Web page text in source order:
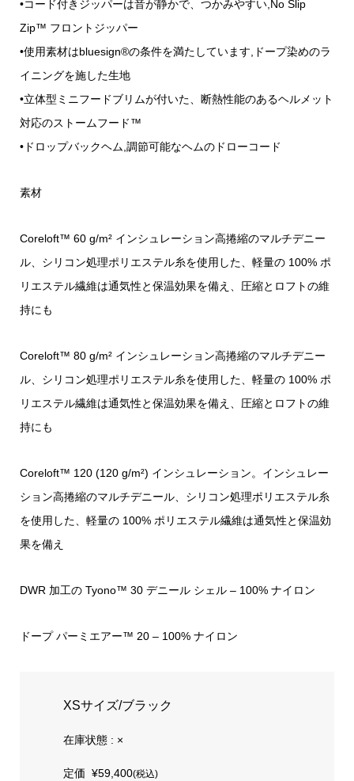
•コード付きジッパーは音が静かで、つかみやすい,No Slip
Zip™ フロントジッパー
•使用素材はbluesign®の条件を満たしています,ドープ染めのラ
イニングを施した生地
•立体型ミニフードブリムが付いた、断熱性能のあるヘルメット
対応のストームフード™
•ドロップバックヘム,調節可能なヘムのドローコード
素材
Coreloft™ 60 g/m² インシュレーション高捲縮のマルチデニー
ル、シリコン処理ポリエステル糸を使用した、軽量の 100% ポ
リエステル繊維は通気性と保温効果を備え、圧縮とロフトの維
持にも
Coreloft™ 80 g/m² インシュレーション高捲縮のマルチデニー
ル、シリコン処理ポリエステル糸を使用した、軽量の 100% ポ
リエステル繊維は通気性と保温効果を備え、圧縮とロフトの維
持にも
Coreloft™ 120 (120 g/m²) インシュレーション。インシュレー
ション高捲縮のマルチデニール、シリコン処理ポリエステル糸
を使用した、軽量の 100% ポリエステル繊維は通気性と保温効
果を備え
DWR 加工の Tyono™ 30 デニール シェル – 100% ナイロン
ドープ パーミエアー™ 20 – 100% ナイロン
XSサイズ/ブラック
在庫状態 : ×
定価 ¥59,400(税込)